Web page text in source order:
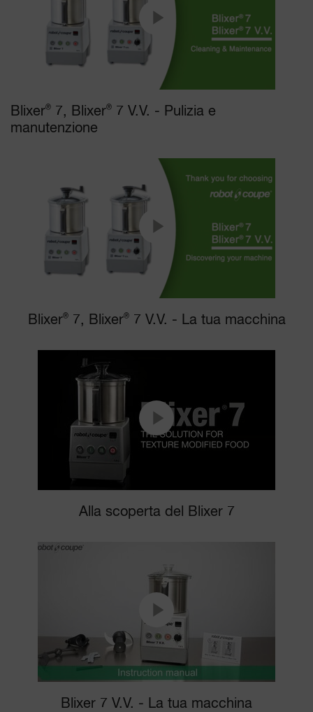
Blixer® 7, Blixer®
7 V.V. - Pulizia e
manutenzione
Blixer®7, Blixer®7 V.V. - La tua macchina
Alla scoperta del Blixer 7
Blixer 7 V.V. - La tua macchina